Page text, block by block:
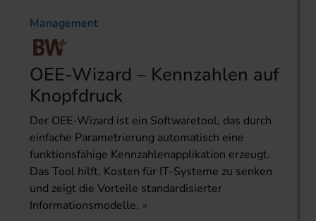
Management
OEE-Wizard – Kennzahlen auf
Knopfdruck
Der OEE-Wizard ist ein Softwaretool, das durch
einfache Parametrierung automatisch eine
funktionsfähige Kennzahlenapplikation erzeugt.
Das Tool hilft, Kosten für IT-Systeme zu senken
und zeigt die Vorteile standardisierter
Informationsmodelle.